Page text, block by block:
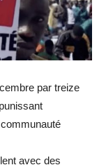
par treize
avec des